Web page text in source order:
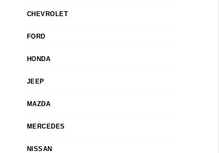
CHEVROLET
FORD
HONDA
JEEP
MAZDA
MERCEDES
NISSAN